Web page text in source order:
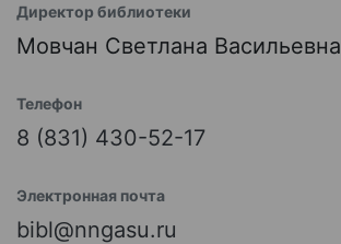
Директор библиотеки
Мовчан Светлана Васильевна
Телефон
8 (831) 430-52-17
Электронная почта
bibl@nngasu.ru